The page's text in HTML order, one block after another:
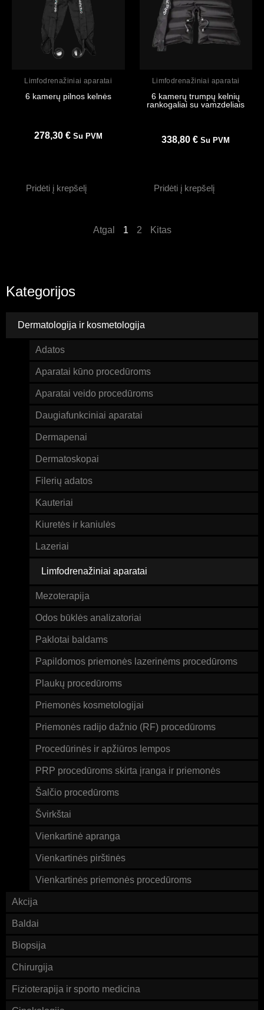
Limfodrenažiniai aparatai
6 kamerų pilnos kelnės
278,30 € Su PVM
Pridėti į krepšelį
Limfodrenažiniai aparatai
6 kamerų trumpų kelnių
rankogaliai su vamzdeliais
338,80€ Su PVM
Pridėti į krepšelį
Atgal 1 2 Kitas
Kategorijos
Dermatologija ir kosmetologija
Adatos
Aparatai kūno procedūroms
Aparatai veido procedūroms
Daugiafunkciniai aparatai
Dermapenai
Dermatoskopai
Filerių adatos
Kauteriai
Kiuretės ir kaniulės
Lazeriai
Limfodrenažiniai aparatai
Mezoterapija
Odos būklės analizatoriai
Paklotai baldams
Papildomos priemonės lazerinėms procedūroms
Plaukų procedūroms
Priemonės kosmetologijai
Priemonės radijo dažnio (RF) procedūroms
Procedūrinės ir apžiūros lempos
PRP procedūroms skirta įranga ir priemonės
Šalčio procedūroms
Švirkštai
Vienkartinė apranga
Vienkartinės pirštinės
Vienkartinės priemonės procedūroms
Akcija
Baldai
Biopsija
Chirurgija
Fizioterapija ir sporto medicina